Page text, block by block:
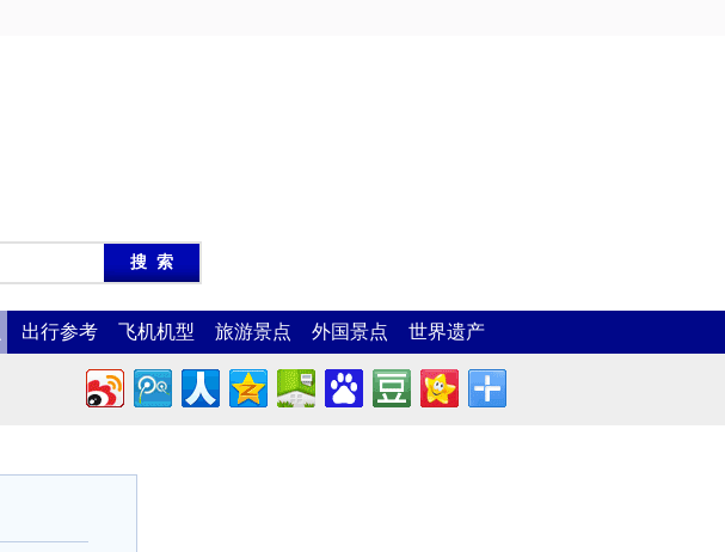
出行参考 飞机机型 旅游景点 外国景点 世界遗产